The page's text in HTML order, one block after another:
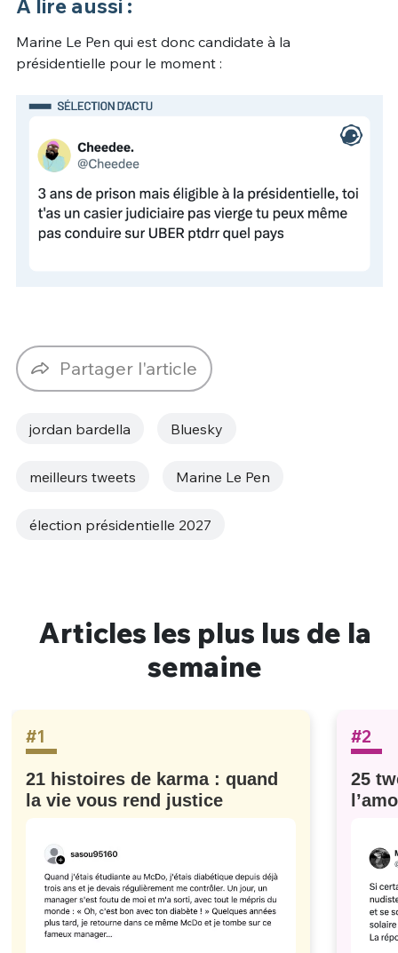
À lire aussi :
Marine Le Pen qui est donc candidate à la
présidentielle pour le moment :
Partager l'article
jordan bardella Bluesky
meilleurs tweets Marine Le Pen
élection présidentielle 2027
Articles les plus lus de la
semaine
#1
21 histoires de karma : quand
la vie vous rend justice
#2
25